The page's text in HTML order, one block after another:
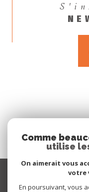
Comme
utilise
On aimerait vous
votre
En poursuivant, vous